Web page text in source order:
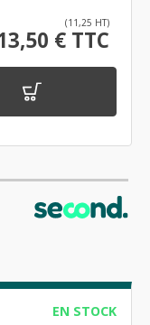
(11,25 HT)
€ TTC
EN STOCK